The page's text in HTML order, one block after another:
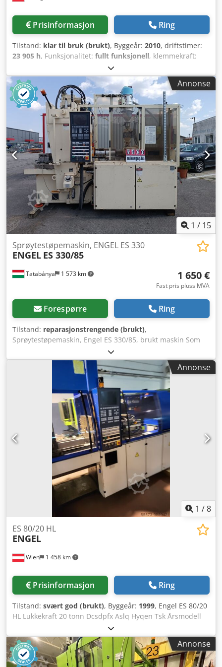
Prisinformasjon Ring
Tilstand: klar til bruk (brukt), Byggeår: 2010, driftstimer:
23 905 h, Funksjonalitet: fullt funksjonell, klemmekraft:
35 mm
innsprøytningstrykk:2 221 stang, åpningsslag:335 mm,
total lengde:
2 420 mm, total bredde: 1 700 mm , total
høyde:3 100 mm, totalvekt:6 700 kg, Utstyr:
dokumentasjon / manual, Selger velholdt
sprøytestøpemaskin ENGEL INSERT 200V/60 med kun 23
905 driftstimer. Maskinen har utelukkende vært brukt til
prøvestøping. Besiktigelse under strøm er mulig når som
helst! Tekniske data i henhold til bilder! Maskinen er
umiddelbart tilgjengelig! Djdpoy Iwlajfx An Teck
Annonse
1 / 15
Tatabánya 1 573 km
Sprøytestøpemaskin, ENGEL ES 330
ENGEL ES 330/85
1 650 €
Fast pris pluss MVA
Forespørre Ring
Tilstand: reparasjonstrengende (brukt),
Sprøytestøpemaskin, Engel ES 330/85, brukt maskin Som
vist på bildene er maskinens funksjonelle tilstand usikker.
Dodpjukn S Hjfx An Tjck Ytre mål: 3100 x 1950 x 2600 mm
Vekt: 5500 kg Produsent: Engel Type: ES 330/85
Produksjonsår: 1997 Elektriske data: 380V, 60 A
Kontrollerkort: Keba PS 244; Keba DO 321; Keba DO 321;
Keba DO 321; Keba DI 325; Keba DI 325; Keba DI 325; Keba
TT 081; Keba AR 181; Keba PD 242; Keba CU 211
Annonse
1 /8
Wien 1 458 km
ES 80/20 HL
ENGEL
Prisinformasjon Ring
Tilstand: svært god (brukt), Byggeår: 1999, Engel ES 80/20
HL Lukkekraft 20 tonn Dcsdpfx Aslq Hyqen Tsk Årsmodell
1999 Skrue 22 mm Slagvolum 38 cm³ Forstørret
oppspenningsplate 550x430
Annonse